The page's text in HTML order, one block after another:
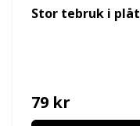
Stor tebruk i plåt
79 kr